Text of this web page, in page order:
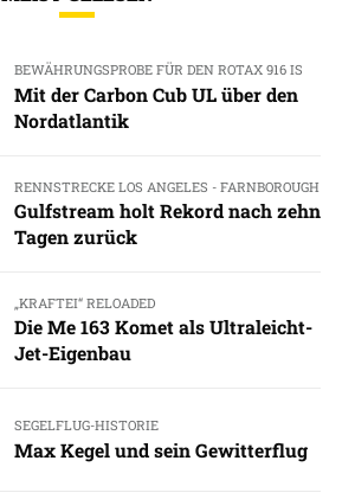
BEWÄHRUNGSPROBE FÜR DEN ROTAX 916 IS
Mit der Carbon Cub UL über den
Nordatlantik
RENNSTRECKE LOS ANGELES - FARNBOROUGH
Gulfstream holt Rekord nach zehn
Tagen zurück
„KRAFTEI“ RELOADED
Die Me 163 Komet als Ultraleicht-
Jet-Eigenbau
SEGELFLUG-HISTORIE
Max Kegel und sein Gewitterflug